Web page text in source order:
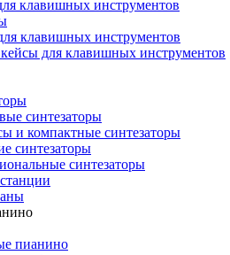
клавишных инструментов
клавишных инструментов
для клавишных инструментов
синтезаторы
и компактные синтезаторы
синтезаторы
синтезаторы
пианино